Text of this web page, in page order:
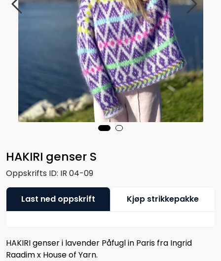
HAKIRI genser S
Oppskrifts ID: IR 04-09
Last ned oppskrift Kjøp strikkepakke
HAKIRI genser i lavender Påfugl in Paris fra Ingrid
Raadim x House of Yarn.